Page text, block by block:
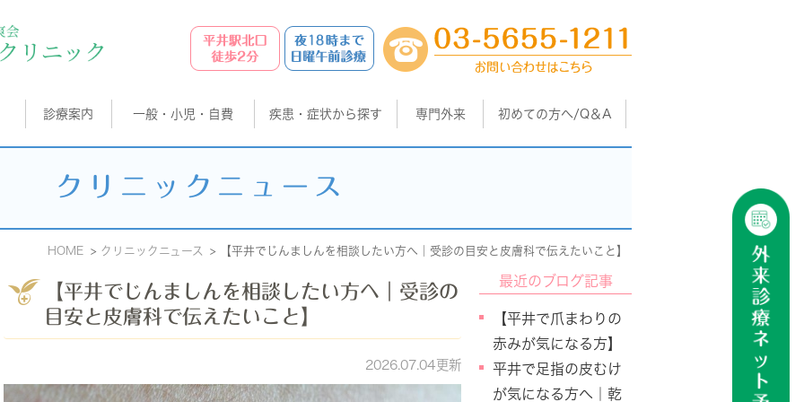
診療案内 一般・小児・自費 疾患・症状から探す 専門外来 初めての方へ/Q＆A
クリニックニュース
HOME クリニックニュース 【平井でじんましんを相談したい方へ｜受診の目安と皮膚科で伝えたいこと】
【平井でじんましんを相談したい方へ｜受診の
目安と皮膚科で伝えたいこと】
2026.07.04更新
最近のブログ記事
【平井で爪まわりの
赤みが気になる方】
平井で足指の皮むけ
が気になる方へ｜乾